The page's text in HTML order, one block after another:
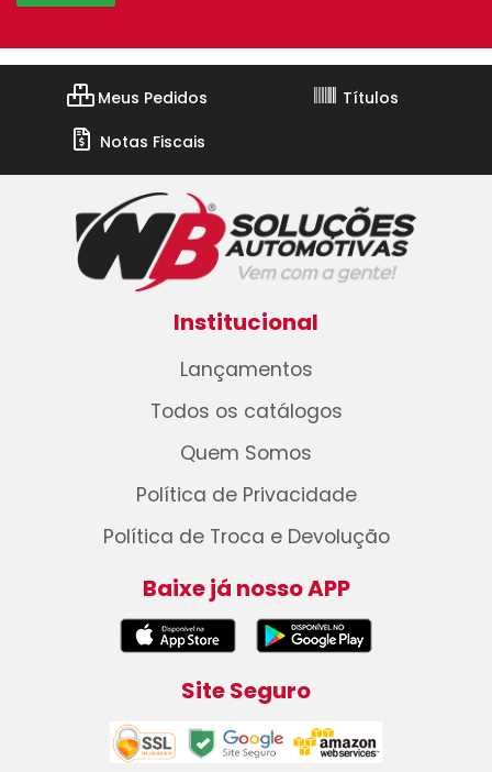
Meus Pedidos
Títulos
Notas Fiscais
Institucional
Lançamentos
Todos os catálogos
Quem Somos
Política de Privacidade
Política de Troca e Devolução
Baixe já nosso APP
Site Seguro